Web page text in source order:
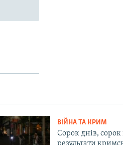
ВІЙНА ТА КРИМ
Сорок днів,
результати